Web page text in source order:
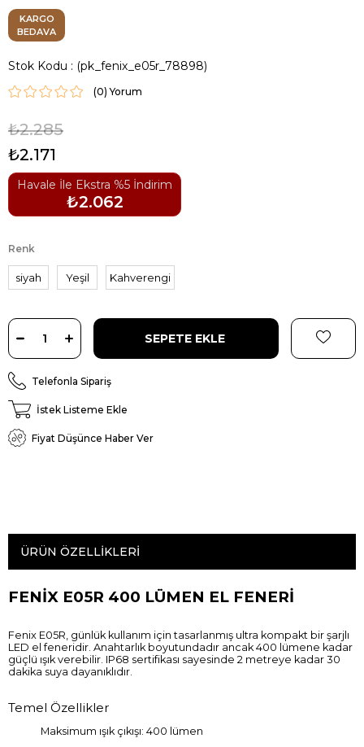
KARGO
BEDAVA
Stok Kodu (pk_fenix_e05r_78898)
(0)
₺2.285
₺2.171
Havale İle Ekstra %5 İndirim
₺2.062
Renk
siyah Yeşil Kahverengi
Telefonla Sipariş
İstek Listeme Ekle
Fiyat Düşünce Haber Ver
ÜRÜN ÖZELLIKLERI
FENİX E05R 400 LÜMEN EL FENERİ
Fenix E05R, günlük kullanım için tasarlanmış ultra kompakt bir şarjlı
LED el feneridir. Anahtarlık boyutundadır ancak 400 lümene kadar
güçlü ışık verebilir. IP68 sertifikası sayesinde 2 metreye kadar 30
dakika suya dayanıklıdır.
Temel Özellikler
Maksimum ışık çıkışı: 400 lümen